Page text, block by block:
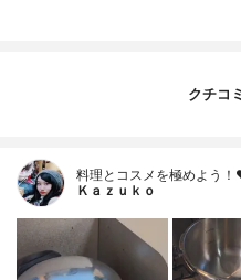
クチコ
料理とコスメを極めよう
Ｋａｚｕｋｏ